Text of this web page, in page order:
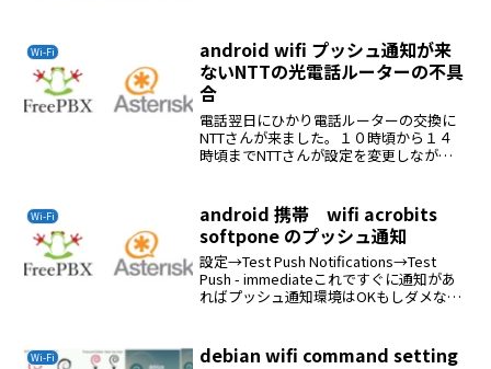
方法windowsに04webserver...
Wi-Fi
android wifi プッシュ通知が来
ないNTTの光電話ルーターの不具
合
電話翌日にひかり電話ルーターの交換に
NTTさんが来ました。１０時頃から１４
時頃までNTTさんが設定を変更しながら
ーターのLANとひかり電話のLANを接続し
てASTERI...
Wi-Fi
android 携帯 wifi acrobits
softpone のプッシュ通知
設定→Test Push Notifications→Test
Push - immediateこれですぐに通知があ
ればプッシュ通知環境はOKもしダメな場
Wi-Fi debian wifi command setting